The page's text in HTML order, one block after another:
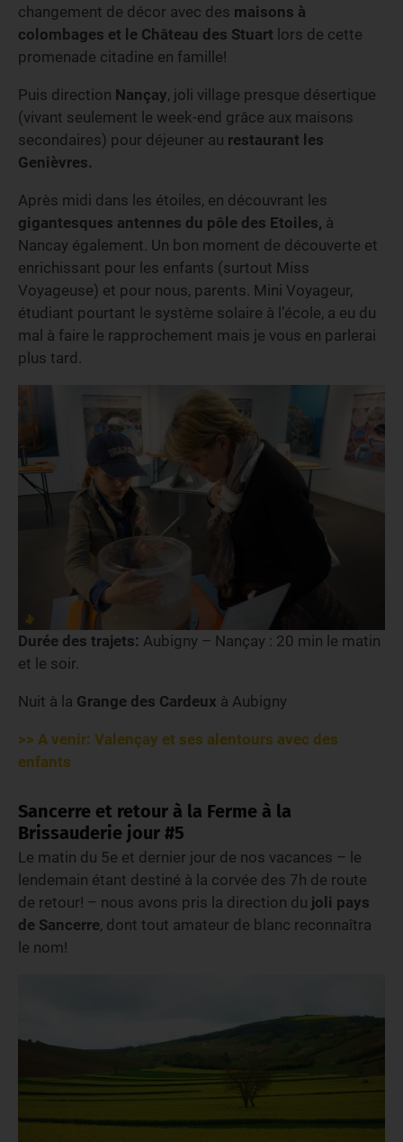
changement de décor avec des maisons à
colombages et le Château des Stuart lors de cette
promenade citadine en famille!
Puis direction Nançay, joli village presque désertique
(vivant seulement le week-end grâce aux maisons
secondaires) pour déjeuner au restaurant les
Genièvres.
Après midi dans les étoiles, en découvrant les
gigantesques antennes du pôle des Etoiles, à
Nancay également. Un bon moment de découverte et
enrichissant pour les enfants (surtout Miss
Voyageuse) et pour nous, parents. Mini Voyageur,
étudiant pourtant le système solaire à l’école, a eu du
mal à faire le rapprochement mais je vous en parlerai
plus tard.
Durée des trajets: Aubigny – Nançay : 20 min le matin
et le soir.
Nuit à la Grange des Cardeux à Aubigny
>> A venir: Valençay et ses alentours avec des
enfants
Sancerre et retour à la Ferme à la
Brissauderie jour #5
Le matin du 5e et dernier jour de nos vacances – le
lendemain étant destiné à la corvée des 7h de route
de retour! – nous avons pris la direction du joli pays
de Sancerre, dont tout amateur de blanc reconnaîtra
le nom!